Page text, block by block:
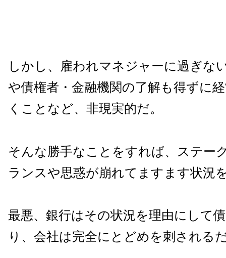
しかし、雇われマネジャーに過ぎな
や債権者・金融機関の了解も得ずに
くことなど、非現実的だ。
そんな勝手なことをすれば、ステー
ランスや思惑が崩れてますます状況
最悪、銀行はその状況を理由にして
り、会社は完全にとどめを刺される